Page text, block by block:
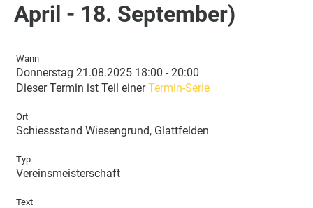
April - 18. September)
Wann
Donnerstag 21.08.2025 18:00 - 20:00
Dieser Termin ist Teil einerTermin-Serie
Ort
Schiessstand Wiesengrund, Glattfelden
Typ
Vereinsmeisterschaft
Text